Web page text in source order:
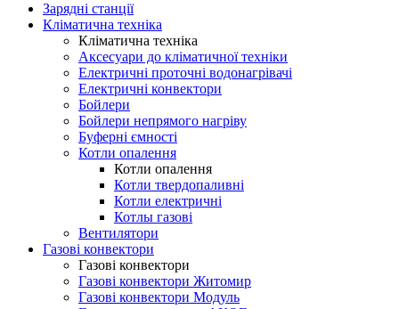
Зарядні станції
Кліматична техніка
Кліматична техніка
Аксесуари до кліматичної техніки
Електричні проточні водонагрівачі
Електричні конвектори
Бойлери
Бойлери непрямого нагріву
Буферні ємності
Котли опалення
Котли опалення
Котли твердопаливні
Котли електричні
Котлы газові
Вентилятори
Газові конвектори
Газові конвектори
Газові конвектори Житомир
Газові конвектори Модуль